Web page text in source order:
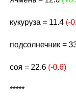
кукуруза = 11.4 (-
подсолнечник =
соя = 22.6 (-0.6)
*****